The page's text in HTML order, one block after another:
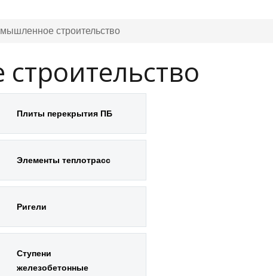
строительство
Плиты перекрытия ПБ
Элементы теплотрасс
Ригели
Ступени
железобетонные